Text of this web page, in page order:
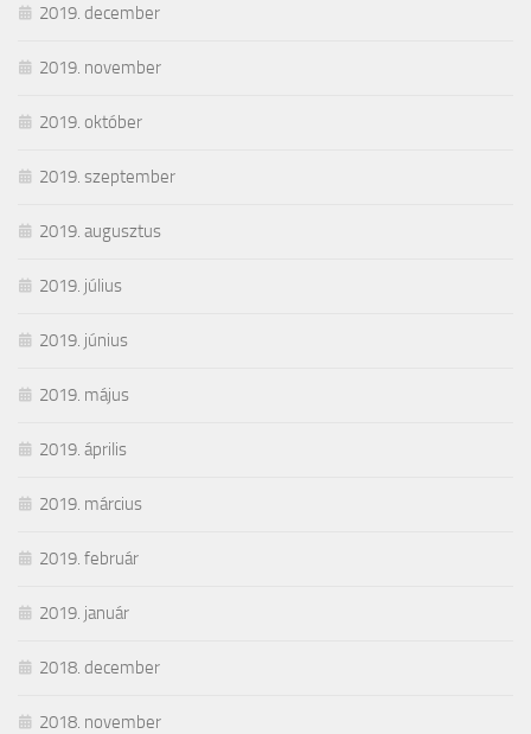
2019. december
2019. november
2019. október
2019. szeptember
2019. augusztus
2019. július
2019. június
2019. május
2019. április
2019. március
2019. február
2019. január
2018. december
2018. november